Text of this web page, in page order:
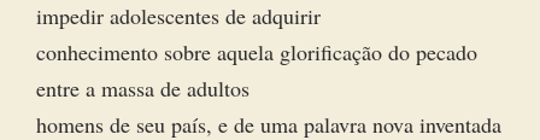
impedir adolescentes de adquirir
conhecimento sobre aquela glorificação do pecado
entre a massa de adultos
homens de seu país, e de uma palavra nova inventada